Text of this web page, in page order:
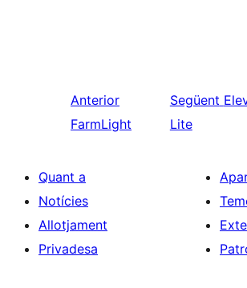
Anterior
FarmLight
Següent
Lite
Quant a
Notícies
Allotjament
Privadesa